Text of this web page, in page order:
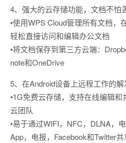
4、强大的云存储功能，文档不怕
•使用WPS Cloud管理所有文档，
轻松直接访问和编辑办公文档
•将文档保存到第三方云端：
note和OneDrive
5、在Android设备上远程工作的
•1G免费云存储，支持在线编辑
云团队
•易于通过WIFI，NFC，DLNA，
App，电报，Facebook和Twitter